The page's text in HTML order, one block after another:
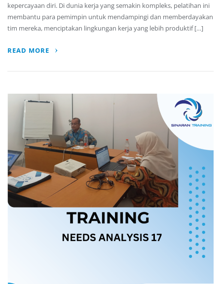
kepercayaan diri. Di dunia kerja yang semakin kompleks, pelatihan ini
membantu para pemimpin untuk mendampingi dan memberdayakan
tim mereka, menciptakan lingkungan kerja yang lebih produktif […]
READ MORE